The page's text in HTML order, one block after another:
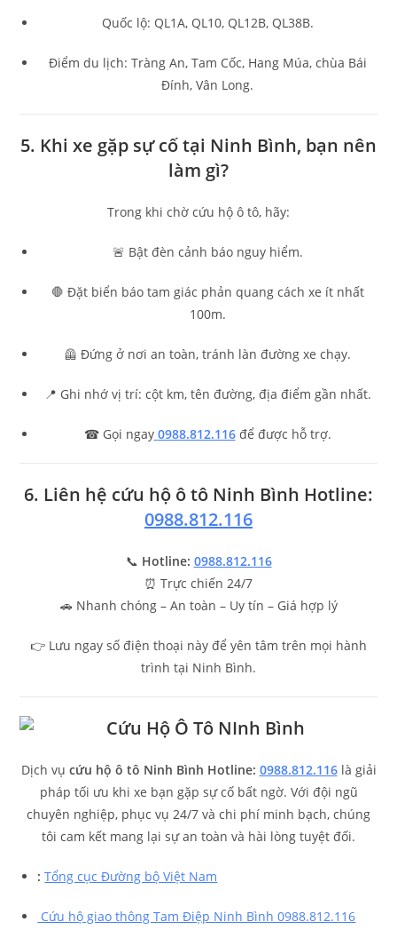
Quốc lộ: QL1A, QL10, QL12B, QL38B.
Điểm du lịch: Tràng An, Tam Cốc, Hang Múa, chùa Bái
Đính, Vân Long.
5. Khi xe gặp sự cố tại Ninh Bình, bạn nên
làm gì?
Trong khi chờ cứu hộ ô tô, hãy:
🚨 Bật đèn cảnh báo nguy hiểm.
🛑 Đặt biển báo tam giác phản quang cách xe ít nhất
100m.
🦺 Đứng ở nơi an toàn, tránh làn đường xe chạy.
📍 Ghi nhớ vị trí: cột km, tên đường, địa điểm gần nhất.
☎ Gọi ngay 0988.812.116để được hỗ trợ.
6. Liên hệ cứu hộ ô tô Ninh Bình Hotline:
0988.812.116
📞 Hotline: 0988.812.116
⏰ Trực chiến 24/7
🚗 Nhanh chóng – An toàn – Uy tín – Giá hợp lý
👉 Lưu ngay số điện thoại này để yên tâm trên mọi hành
trình tại Ninh Bình.
Dịch vụ cứu hộ ô tô Ninh Bình Hotline: 0988.812.116là giải
pháp tối ưu khi xe bạn gặp sự cố bất ngờ. Với đội ngũ
chuyên nghiệp, phục vụ 24/7 và chi phí minh bạch, chúng
tôi cam kết mang lại sự an toàn và hài lòng tuyệt đối.
: Tổng cục Đường bộ Việt Nam
Cứu hộ giao thông Tam Điệp Ninh Bình 0988.812.116